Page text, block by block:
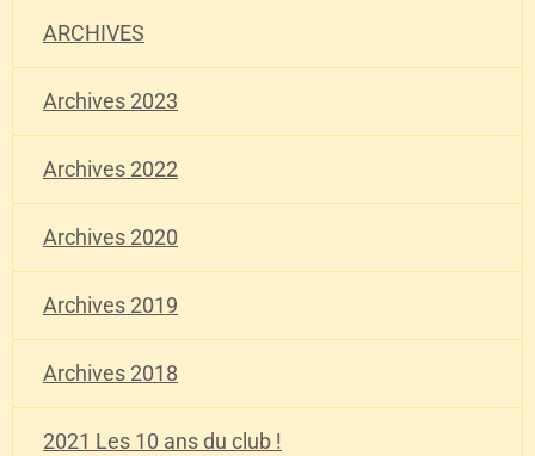
ARCHIVES
Archives 2023
Archives 2022
Archives 2020
Archives 2019
Archives 2018
2021 Les 10 ans du club !